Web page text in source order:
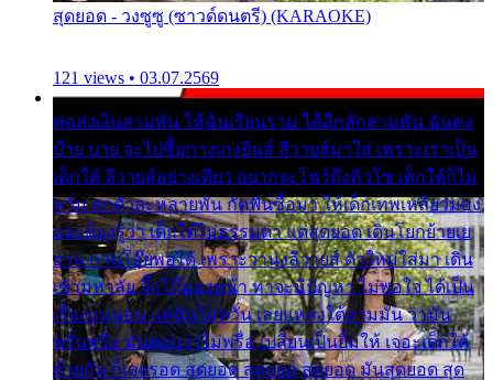
สุดยอด - วงซูซู (ซาวด์ดนตรี) (KARAOKE)
121 views • 03.07.2569
พ่อส่งเงินสามพัน ให้ฉันเรียนราม ได้อีกสักสามพัน ฉันคง
บ๊าย บาย จะไปซื้อกางเกงยีนส์ ลีวายส์มาใส่ เพราะเราเป็น
เด็กใต้ ลีวายส์อย่างเดียว อยากจะโชว์ถึงหิวโซ เด็กใต้ก็ไม่
หวั่น ตกตัวละหลายพัน กัดฟันซื้อมา ให้เด็กเทพเหลียวมอง
และต้องรู้ว่า เด็กใต้ไม่ธรรมดา แต่สุดยอด เดินโยกย้ายเย
ยวน กวนโอ๊ยพอได้ เพราะว่านุ่งลีวายส์ ตัวใหม่ใส่มา เดิน
เข้ามหาลัย จิ๊กโก๊มองหน้า ท่าจะมีปัญหา ไม่พอใจ ได้เป็น
เรื่องแน่นอน แต่ฉันไม่หวั่น เลยแหลงใต้ถามมัน ว่ามัน
พรั่นพรือ มันตอบว่าไม่พรื่อ เปลี่ยนเป็นยิ้มให้ เจอะเด็กใต้
ด้วยกัน ก็เลยรอด สุดยอด สุดยอด สุดยอด มันสุดยอด สุด